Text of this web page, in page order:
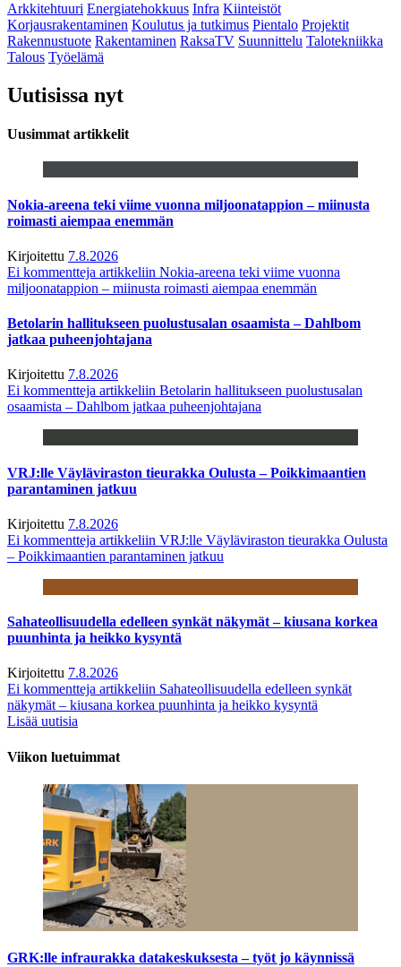
Arkkitehtuuri Energiatehokkuus Infra Kiinteistöt
Korjausrakentaminen Koulutus ja tutkimus Pientalo Projektit
Rakennustuote Rakentaminen RaksaTV Suunnittelu Talotekniikka
Talous Työelämä
Uutisissa nyt
Uusimmat artikkelit
Nokia-areena teki viime vuonna miljoonatappion – miinusta
roimasti aiempaa enemmän
Kirjoitettu 7.8.2026
Ei kommentteja artikkeliin Nokia-areena teki viime vuonna
miljoonatappion – miinusta roimasti aiempaa enemmän
Betolarin hallitukseen puolustusalan osaamista – Dahlbom
jatkaa puheenjohtajana
Kirjoitettu 7.8.2026
Ei kommentteja artikkeliin Betolarin hallitukseen puolustusalan
osaamista – Dahlbom jatkaa puheenjohtajana
VRJ:lle Väyläviraston tieurakka Oulusta – Poikkimaantien
parantaminen jatkuu
Kirjoitettu 7.8.2026
Ei kommentteja artikkeliin VRJ:lle Väyläviraston tieurakka Oulusta
– Poikkimaantien parantaminen jatkuu
Sahateollisuudella edelleen synkät näkymät – kiusana korkea
puunhinta ja heikko kysyntä
Kirjoitettu 7.8.2026
Ei kommentteja artikkeliin Sahateollisuudella edelleen synkät
näkymät – kiusana korkea puunhinta ja heikko kysyntä
Lisää uutisia
Viikon luetuimmat
GRK:lle infraurakka datakeskuksesta – työt jo käynnissä